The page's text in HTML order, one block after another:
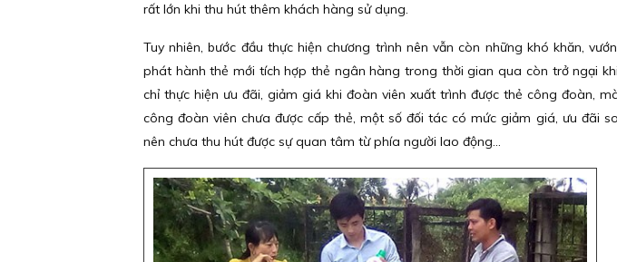
rất lớn khi thu hút thêm khách hàng sử dụng.
Tuy nhiên, bước đầu thực hiện chương trình nên vẫn còn những khó khăn,
phát hành thẻ mới tích hợp thẻ ngân hàng trong thời gian qua còn trở ngại
chỉ thực hiện ưu đãi, giảm giá khi đoàn viên xuất trình được thẻ công đoàn,
công đoàn viên chưa được cấp thẻ, một số đối tác có mức giảm giá, ưu đãi
nên chưa thu hút được sự quan tâm từ phía người lao động...